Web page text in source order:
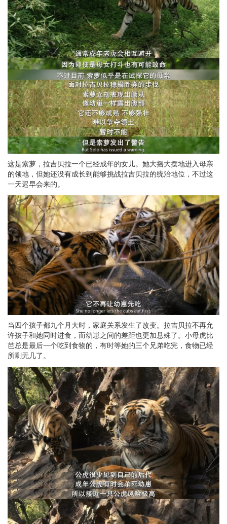
这是索萝，拉吉贝拉一个已经成年的女儿。她大摇大摆地进入母亲
的领地，但她还没有成长到能够挑战拉吉贝拉的统治地位，不过这
一天迟早会来的。
当四个孩子都九个月大时，家庭关系发生了改变。拉吉贝拉不再允
许孩子和她同时进食，而幼崽之间的差距也更加悬殊了。小母虎比
芭总是最后一个吃到食物的，有时等她的三个兄弟吃完，食物已经
所剩无几了。